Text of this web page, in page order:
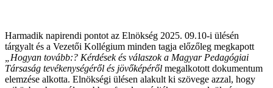
Harmadik napirendi pontot az Elnökség 2025. 09.10-i ülésén
tárgyalt és a Vezetői Kollégium minden tagja előzőleg megkapott
„Hogyan tovább:? Kérdések és válaszok a Magyar Pedagógiai
Társaság tevékenységéről és jövőképéről megalkotott dokumentum
elemzése alkotta. Elnökségi ülésen alakult ki szövege azzal, hogy